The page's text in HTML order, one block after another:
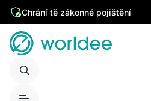
Chrání tě zákonné pojištění